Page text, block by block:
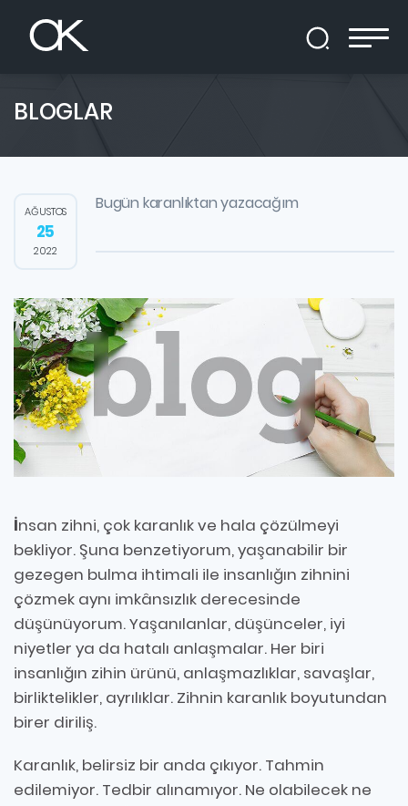
BLOGLAR
AĞUSTOS
25
2022
Bugün karanlıktan yazacağım
İnsan zihni, çok karanlık ve hala çözülmeyi
bekliyor. Şuna benzetiyorum, yaşanabilir bir
gezegen bulma ihtimali ile insanlığın zihnini
çözmek aynı imkânsızlık derecesinde
düşünüyorum. Yaşanılanlar, düşünceler, iyi
niyetler ya da hatalı anlaşmalar. Her biri
insanlığın zihin ürünü, anlaşmazlıklar, savaşlar,
birliktelikler, ayrılıklar. Zihnin karanlık boyutundan
birer diriliş.
Karanlık, belirsiz bir anda çıkıyor. Tahmin
edilemiyor. Tedbir alınamıyor. Ne olabilecek ne